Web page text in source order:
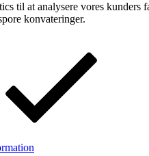
til at analysere vores kunders
konvateringer.